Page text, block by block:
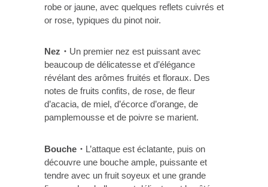
robe or jaune, avec quelques reflets cuivrés et
or rose, typiques du pinot noir.
Nez・ Un premier nez est puissant avec
beaucoup de délicatesse et d’élégance
révélant des arômes fruités et floraux. Des
notes de fruits confits, de rose, de fleur
d’acacia, de miel, d’écorce d’orange, de
pamplemousse et de poivre se marient.
Bouche・ L’attaque est éclatante, puis on
découvre une bouche ample, puissante et
tendre avec un fruit soyeux et une grande